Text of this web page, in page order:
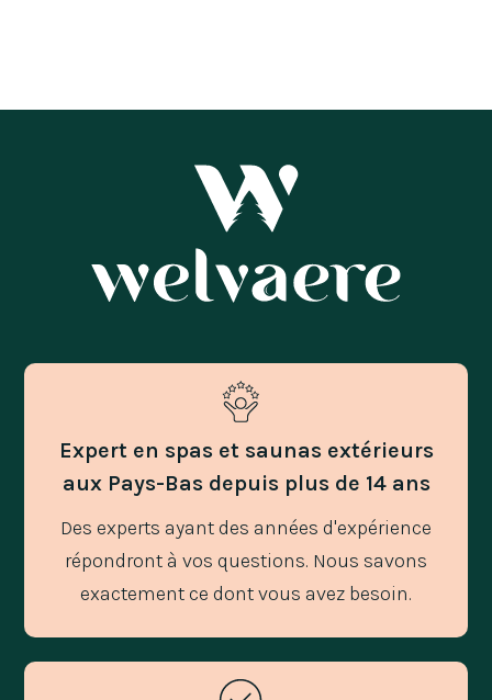
Expert en spas et saunas extérieurs
aux Pays-Bas depuis plus de 14 ans
Des experts ayant des années d'expérience
répondront à vos questions. Nous savons
exactement ce dont vous avez besoin.